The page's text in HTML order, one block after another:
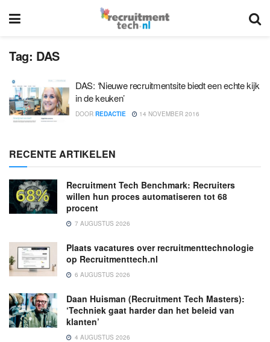
Tag: DAS
DAS: ‘Nieuwe recruitmentsite biedt een echte kijk
in de keuken’
DOOR REDACTIE 14 NOVEMBER 2016
RECENTE ARTIKELEN
Recruitment Tech Benchmark: Recruiters
willen hun proces automatiseren tot 68
procent
7 AUGUSTUS 2026
Plaats vacatures over recruitmenttechnologie
op Recruitmenttech.nl
6 AUGUSTUS 2026
Daan Huisman (Recruitment Tech Masters):
‘Techniek gaat harder dan het beleid van
klanten’
4 AUGUSTUS 2026